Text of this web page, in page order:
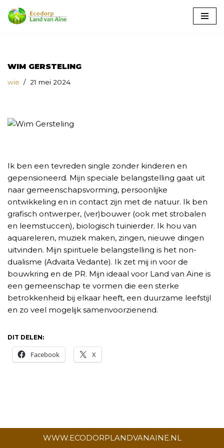
Ga
inhoud
WIM GERSTELING
wie 21 mei 2024
Ik ben een tevreden single zonder kinderen en
gepensioneerd. Mijn speciale belangstelling gaat uit
naar gemeenschapsvorming, persoonlijke
ontwikkeling en in contact zijn met de natuur. Ik ben
grafisch ontwerper, (ver)bouwer (ook met strobalen
en leemstuccen), biologisch tuinierder. Ik hou van
aquareleren, muziek maken, zingen, nieuwe dingen
uitvinden. Mijn spirituele belangstelling is het non-
dualisme (Advaita Vedante). Ik zet mij in voor de
bouwkring en de PR. Mijn ideaal voor Land van Aine is
een gemeenschap te vormen die een sterke
betrokkenheid bij elkaar heeft, een duurzame leefstijl
en zo veel mogelijk samenvoorzienend.
DIT DELEN:
Facebook X
WWW.ECODORPLANDVANAINE.NL